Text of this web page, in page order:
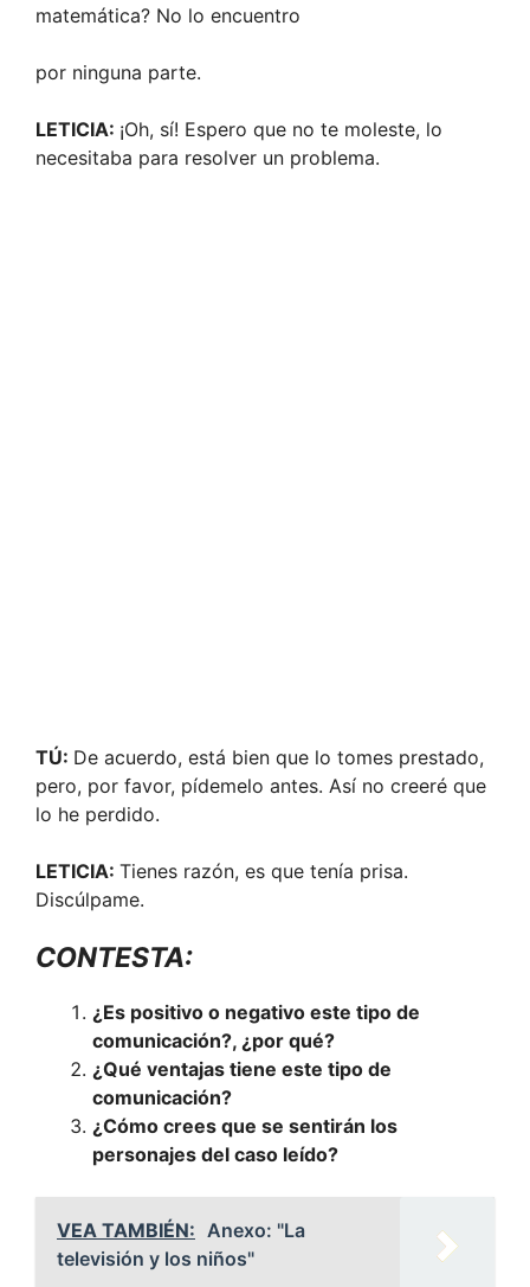
matemática? No lo encuentro
por ninguna parte.
LETICIA: ¡Oh, sí! Espero que no te moleste, lo
necesitaba para resolver un problema.
TÚ: De acuerdo, está bien que lo tomes prestado,
pero, por favor, pídemelo antes. Así no creeré que
lo he perdido.
LETICIA: Tienes razón, es que tenía prisa.
Discúlpame.
CONTESTA:
¿Es positivo o negativo este tipo de
comunicación?, ¿por qué?
¿Qué ventajas tiene este tipo de
comunicación?
¿Cómo crees que se sentirán los
personajes del caso leído?
VEA TAMBIÉN: Anexo: "La
televisión y los niños"